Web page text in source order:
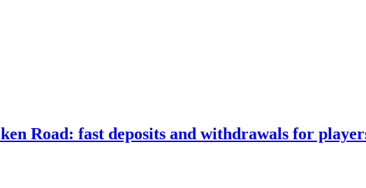
Road: fast deposits and withdrawals for